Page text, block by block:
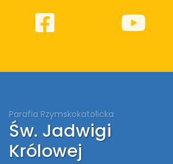
Parafia Rzymskokatolicka
Św. Jadwigi
Królowej